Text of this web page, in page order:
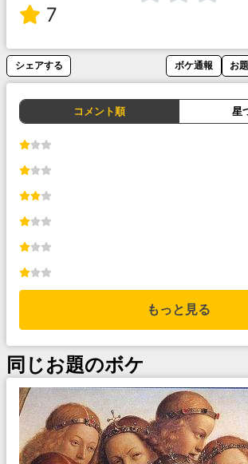
7
シェアする ボケ通報 お
コメント順 星
もっと見る
同じお題のボケ